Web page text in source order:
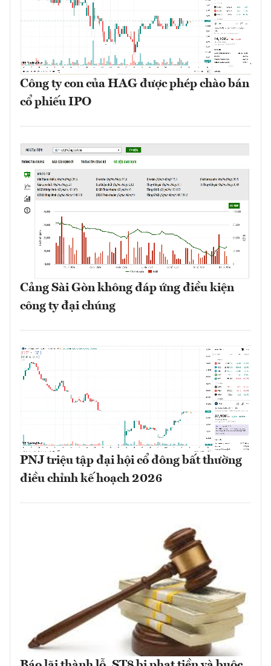
Công ty con của HAG được phép chào bán
cổ phiếu IPO
Cảng Sài Gòn không đáp ứng điều kiện
công ty đại chúng
PNJ triệu tập đại hội cổ đông bất thường
điều chỉnh kế hoạch 2026